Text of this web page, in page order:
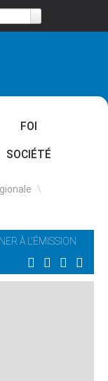
FOI
SOCIÉTÉ
\
À L'ÉMISSION